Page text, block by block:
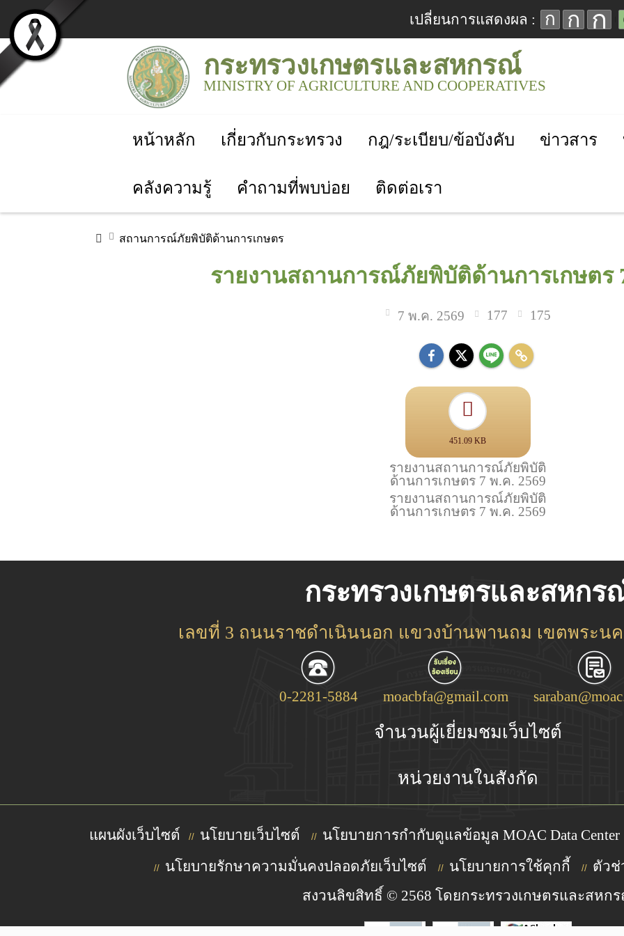
เปลี่ยนการแสดงผล : ก ก ก
กระทรวงเกษตรและสหกรณ์
MINISTRY OF AGRICULTURE AND COOPERATIVES
หน้าหลัก เกี่ยวกับกระทรวง กฎ/ระเบียบ/ข้อบังคับ ข่าวสาร
คลังความรู้ คำถามที่พบบ่อย ติดต่อเรา
สถานการณ์ภัยพิบัติด้านการเกษตร
รายงานสถานการณ์ภัยพิบัติด้านการเกษตร
7 พ.ค. 2569 177 175
451.09 KB
รายงานสถานการณ์ภัยพิบัติ
ด้านการเกษตร 7 พ.ค. 2569
รายงานสถานการณ์ภัยพิบัติ
ด้านการเกษตร 7 พ.ค. 2569
กระทรวงเกษตรและสหกร
เลขที่ 3 ถนนราชดำเนินนอก แขวงบ้านพานถม เขตพระนค
0-2281-5884 moacbfa@gmail.com
จำนวนผู้เยี่ยมชมเว็บไซต์
หน่วยงานในสังกัด
แผนผังเว็บไซต์ // นโยบายเว็บไซต์ // นโยบายการกำกับดูแลข้อมูล MOAC Data Center
// นโยบายรักษาความมั่นคงปลอดภัยเว็บไซต์ // นโยบายการใช้คุกกี้ // ตัวช่
สงวนลิขสิทธิ์ © 2568 โดยกระทรวงเกษตรและสหก